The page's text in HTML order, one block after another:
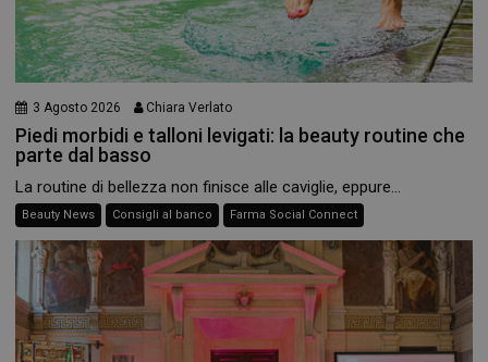
3 Agosto 2026 Chiara Verlato
Piedi morbidi e talloni levigati: la beauty routine che
parte dal basso
La routine di bellezza non finisce alle caviglie, eppure...
Beauty News Consigli al banco Farma Social Connect